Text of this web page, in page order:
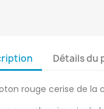
Détails du
rouge cerise de la